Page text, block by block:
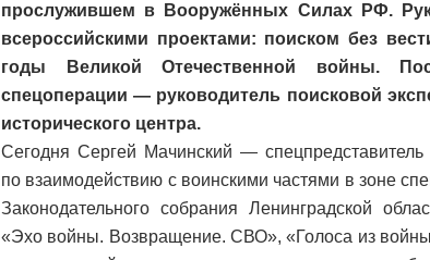
прослужившем в Вооружённых Силах РФ.
всероссийскими проектами: поиском без
годы Великой Отечественной войны.
спецоперации — руководитель поисковой
исторического центра.
Сегодня Сергей Мачинский — спецпредставитель
по взаимодействию с воинскими частями в зоне
Законодательного собрания Ленинградской
«Эхо войны. Возвращение. СВО», «Голоса из